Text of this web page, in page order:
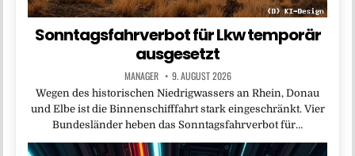
Sonntagsfahrverbot für Lkw temporär
ausgesetzt
MANAGER 9. AUGUST 2026
Wegen des historischen Niedrigwassers an Rhein, Donau
und Elbe ist die Binnenschifffahrt stark eingeschränkt. Vier
Bundesländer heben das Sonntagsfahrverbot für…